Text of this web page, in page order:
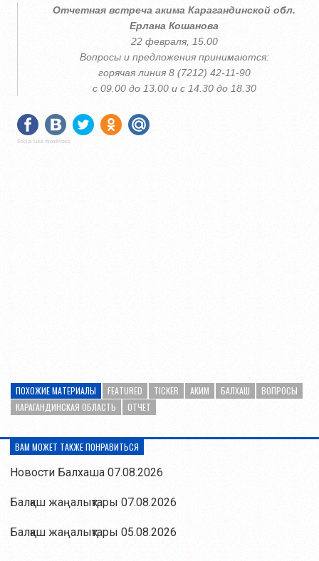
Отчетная встреча акима Карагандинской обл.
Ерлана Кошанова
22 февраля, 15.00
Вопросы и предложения принимаются:
горячая линия 8 (7212) 42-11-90
с 09.00 до 13.00 и с 14.30 до 18.30
Social Like WordPress
ПОХОЖИЕ МАТЕРИАЛЫ FEATURED TICKER АКИМ БАЛХАШ
ВОПРОСЫ
КАРАГАНДИНСКАЯ ОБЛАСТЬ
ОТЧЕТ
ВАМ МОЖЕТ ТАКЖЕ ПОНРАВИТЬСЯ
Новости Балхаша 07.08.2026
Балқаш жаңалықтары 07.08.2026
Балқаш жаңалықтары 05.08.2026